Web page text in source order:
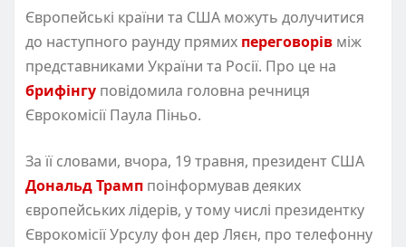
Європейські країни та США можуть долучитися
до наступного раунду прямих переговорів між
представниками України та Росії. Про це на
брифінгу повідомила головна речниця
Єврокомісії Паула Піньо.
За її словами, вчора, 19 травня, президент США
Дональд Трамп поінформував деяких
європейських лідерів, у тому числі президентку
Єврокомісії Урсулу фон дер Ляєн, про телефонну